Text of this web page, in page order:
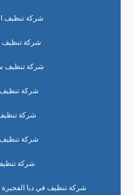
شركة تنظيف
شركة تنظيف
شركة تنظيف
شركة
شركة
شركة تنظيف
شركة
شركة تنظيف في دبا الفجيرة